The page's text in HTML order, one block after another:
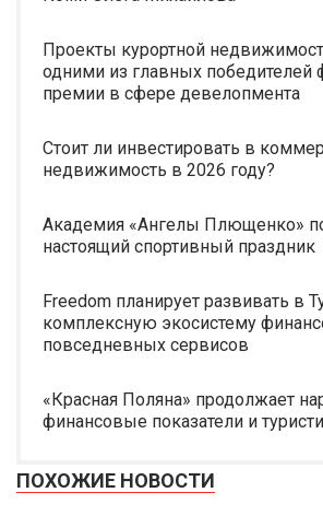
Проекты курортной
одними из главных победителей
премии в сфере девелопмента
Стоит ли инвестировать в
недвижимость в 2026 году?
Академия «Ангелы Плющенко»
настоящий спортивный праздник
Freedom планирует развивать в
комплексную экосистему
повседневных сервисов
«Красная Поляна» продолжает
финансовые показатели и
ПОХОЖИЕ НОВОСТИ